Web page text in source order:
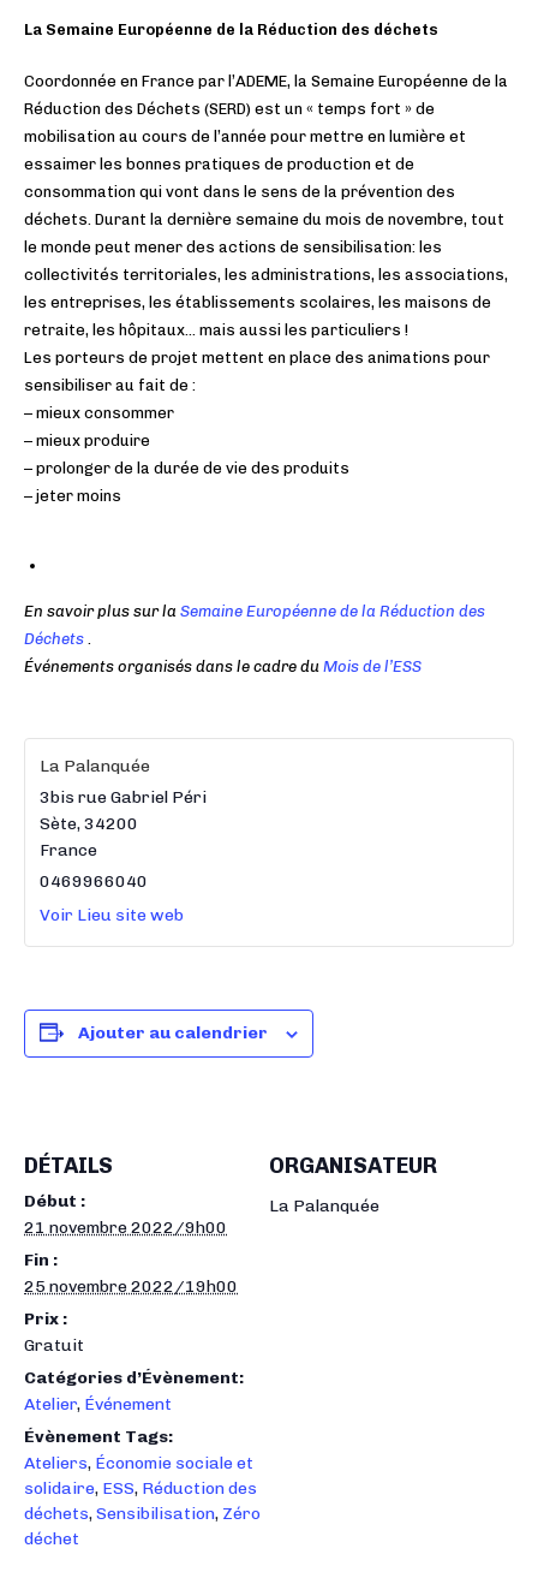
La Semaine Européenne de la Réduction des déchets
Coordonnée en France par l’ADEME, la Semaine Européenne de la
Réduction des Déchets (SERD) est un « temps fort » de
mobilisation au cours de l’année pour mettre en lumière et
essaimer les bonnes pratiques de production et de
consommation qui vont dans le sens de la prévention des
déchets. Durant la dernière semaine du mois de novembre, tout
le monde peut mener des actions de sensibilisation: les
collectivités territoriales, les administrations, les associations,
les entreprises, les établissements scolaires, les maisons de
retraite, les hôpitaux… mais aussi les particuliers !
Les porteurs de projet mettent en place des animations pour
sensibiliser au fait de :
– mieux consommer
– mieux produire
– prolonger de la durée de vie des produits
– jeter moins
En savoir plus sur la Semaine Européenne de la Réduction des
Déchets .
Événements organisés dans le cadre du Mois de l’ESS
DÉTAILS
Début :
21 novembre 2022/9h00
Fin :
25 novembre 2022/19h00
Prix :
Gratuit
Catégories d’Évènement:
Atelier, Événement
Évènement Tags:
Ateliers, Économie sociale et
solidaire, ESS, Réduction des
déchets,Sensibilisation, Zéro
déchet
ORGANISATEUR
La Palanquée
La Palanquée
3bis rue Gabriel Péri
Sète,34200
France
0469966040
Voir Lieu site web
Ajouter au calendrier